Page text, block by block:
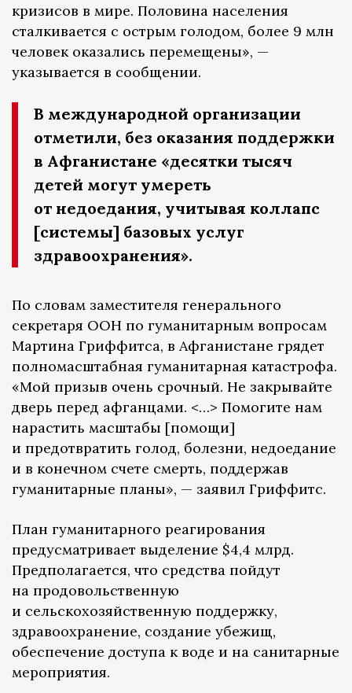
кризисов в мире. Половина населения
сталкивается с острым голодом, более 9 млн
человек оказались перемещены», —
указывается в сообщении.
В международной организации
отметили, без оказания поддержки
в Афганистане «десятки тысяч
детей могут умереть
от недоедания, учитывая коллапс
[системы] базовых услуг
здравоохранения».
По словам заместителя генерального
секретаря ООН по гуманитарным вопросам
Мартина Гриффитса, в Афганистане грядет
полномасштабная гуманитарная катастрофа.
«Мой призыв очень срочный. Не закрывайте
дверь перед афганцами. <…> Помогите нам
нарастить масштабы [помощи]
и предотвратить голод, болезни, недоедание
и в конечном счете смерть, поддержав
гуманитарные планы», — заявил Гриффитс.
План гуманитарного реагирования
предусматривает выделение $4,4 млрд.
Предполагается, что средства пойдут
на продовольственную
и сельскохозяйственную поддержку,
здравоохранение, создание убежищ,
обеспечение доступа к воде и на санитарные
мероприятия.